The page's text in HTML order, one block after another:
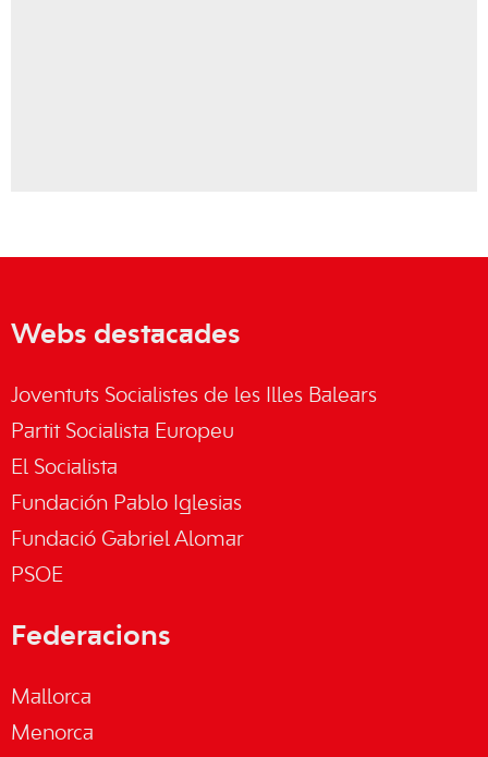
Webs destacades
Joventuts Socialistes de les Illes Balears
Partit Socialista Europeu
El Socialista
Fundación Pablo Iglesias
Fundació Gabriel Alomar
PSOE
Federacions
Mallorca
Menorca